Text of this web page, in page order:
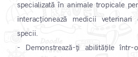
specializată în animale tropicale
interacționează medicii
specii.
- Demonstrează-ți abilitățile într-